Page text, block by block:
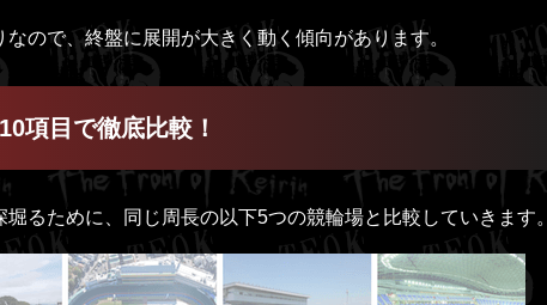
ので、終盤に展開が大きく動く傾向があります。
項目で徹底比較！
るために、同じ周長の以下5つの競輪場と比較していきます。